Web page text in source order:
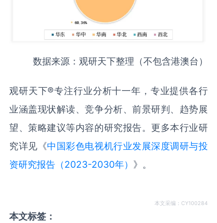
数据来源：观研天下整理（不包含港澳台）
观研天下®专注行业分析十一年，专业提供各行
业涵盖现状解读、竞争分析、前景研判、趋势展
望、策略建议等内容的研究报告。更多本行业研
究详见《中国彩色电视机行业发展深度调研与投
资研究报告（2023-2030年） 》。
本文采编：CY100284
本文标签：